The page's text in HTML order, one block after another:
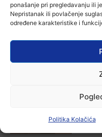
ponašanje pri pregledavanju ili
Nepristanak ili povlačenje
određene karakteristike i
Politika Kolačića
Ana Tokić
Ana Tokić